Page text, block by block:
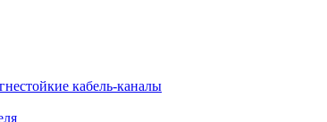
кабель-каналы